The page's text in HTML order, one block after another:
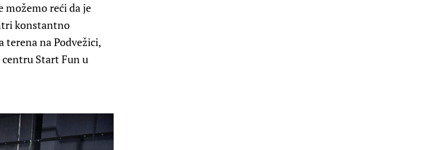
možemo reći da je
konstantno
terena na Podvežici,
Start Fun u